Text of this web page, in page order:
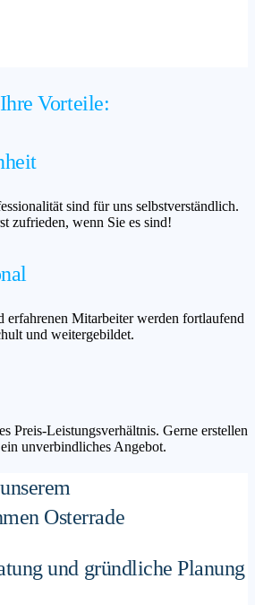
Ihre Vorteile:
sind für uns selbstverständlich.
zufrieden, wenn Sie es sind!
erfahrenen Mitarbeiter werden fortlaufend
und weitergebildet.
Preis-Leistungsverhältnis. Gerne erstellen
unverbindliches Angebot.
Osterrade
und gründliche Planung